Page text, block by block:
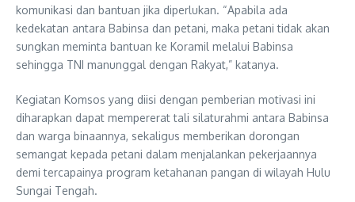
komunikasi dan bantuan jika diperlukan. “Apabila ada
kedekatan antara Babinsa dan petani, maka petani tidak akan
sungkan meminta bantuan ke Koramil melalui Babinsa
sehingga TNI manunggal dengan Rakyat,” katanya.
Kegiatan Komsos yang diisi dengan pemberian motivasi ini
diharapkan dapat mempererat tali silaturahmi antara Babinsa
dan warga binaannya, sekaligus memberikan dorongan
semangat kepada petani dalam menjalankan pekerjaannya
demi tercapainya program ketahanan pangan di wilayah Hulu
Sungai Tengah.